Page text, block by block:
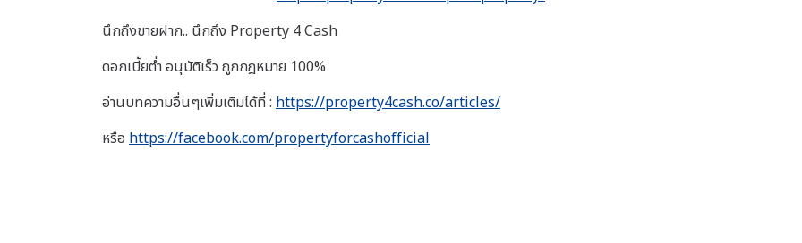
นึกถึงขายฝาก.. นึกถึง Property 4 Cash
ดอกเบี้ยต่ำ อนุมัติเร็ว ถูกกฎหมาย 100%
อ่านบทความอื่นๆเพิ่มเติมได้ที่ : https://property4cash.co/articles/
หรือ https://facebook.com/propertyforcashofficial